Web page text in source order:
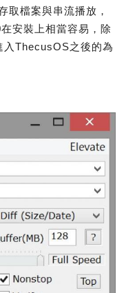
取檔案與串流播放，
安裝上相當容易，除
入ThecusOS之後的為